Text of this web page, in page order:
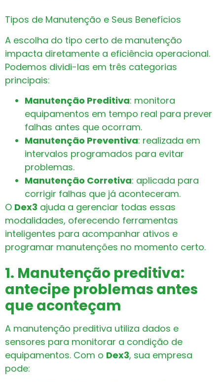
Tipos de Manutenção e Seus Benefícios
A escolha do tipo certo de manutenção
impacta diretamente a eficiência operacional.
Podemos dividi-las em três categorias
principais:
Manutenção Preditiva: monitora
equipamentos em tempo real para prever
falhas antes que ocorram.
Manutenção Preventiva: realizada em
intervalos programados para evitar
problemas.
Manutenção Corretiva: aplicada para
corrigir falhas que já aconteceram.
O Dex3 ajuda a gerenciar todas essas
modalidades, oferecendo ferramentas
inteligentes para acompanhar ativos e
programar manutenções no momento certo.
1. Manutenção preditiva:
antecipe problemas antes
que aconteçam
A manutenção preditiva utiliza dados e
sensores para monitorar a condição de
equipamentos. Com o Dex3, sua empresa
pode: